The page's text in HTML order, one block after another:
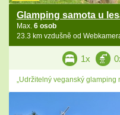
Glamping samota u
Max. 6 osob
23.3 km vzdušně od
1x
„Udržitelný veganský